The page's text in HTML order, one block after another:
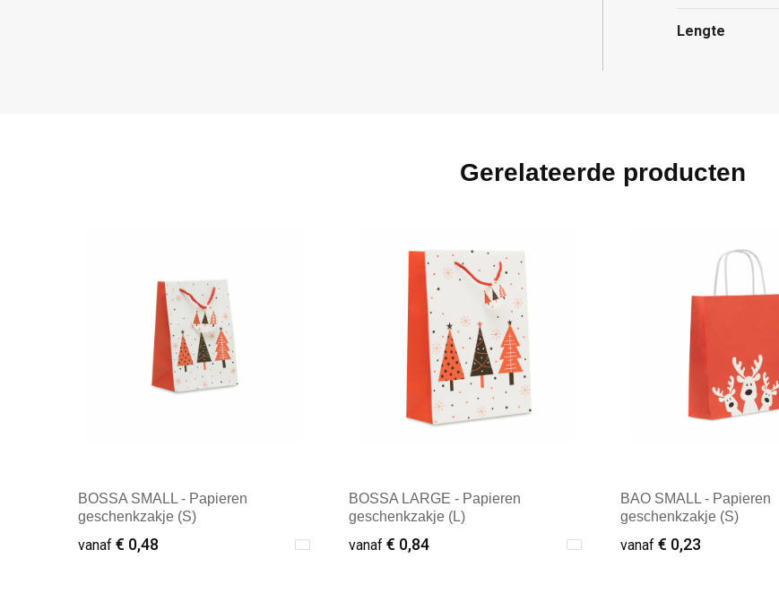
Lengte
Gerelateerde producten
BOSSA SMALL - Papieren
geschenkzakje (S)
vanaf € 0,48
BOSSA LARGE - Papieren
geschenkzakje (L)
vanaf€ 0,84
BAO SMALL - Papieren
geschenkzakje (S)
vanaf € 0,23